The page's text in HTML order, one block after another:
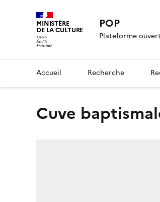
MINISTÈRE
DE LA CULTURE POP
Plateforme
Accueil Recherche
cuve